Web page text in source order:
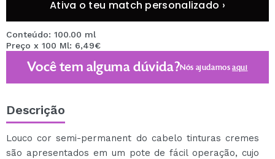
Ativa o teu match personalizado ›
Conteúdo: 100.00 ml
Preço x 100 Ml: 6,49€
Você tem alguma dúvida?Nós ajudamosaqui
Descrição
Louco cor semi-permanent do cabelo tinturas cremes
são apresentados em um pote de fácil operação, cujo